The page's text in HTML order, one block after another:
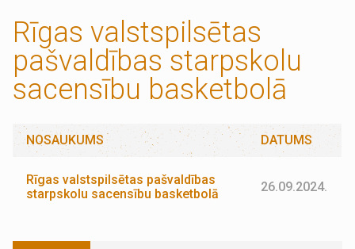
Rīgas valstspilsētas
pašvaldības starpskolu
sacensību basketbolā
NOSAUKUMS DATUMS
Rīgas valstspilsētas pašvaldības
starpskolu sacensību basketbolā
26.09.2024.